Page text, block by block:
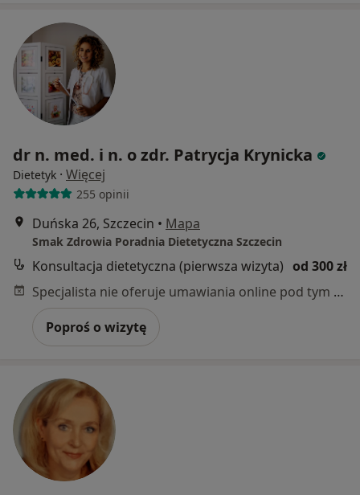
dr n. med. i n. o zdr. Patrycja Krynicka
Dietetyk · Więcej
255 opinii
Duńska 26, Szczecin • Mapa
Smak Zdrowia Poradnia Dietetyczna Szczecin
Konsultacja dietetyczna (pierwsza wizyta) od 300 zł
Specjalista nie oferuje umawiania online pod tym adresem.
Poproś o wizytę